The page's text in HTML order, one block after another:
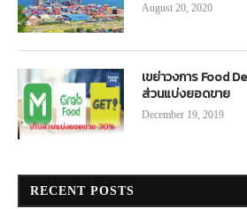
August 20, 2020
เขย่าวงการ Food
ส่วนแบ่งยอดขาย
December 19, 2019
RECENT POSTS